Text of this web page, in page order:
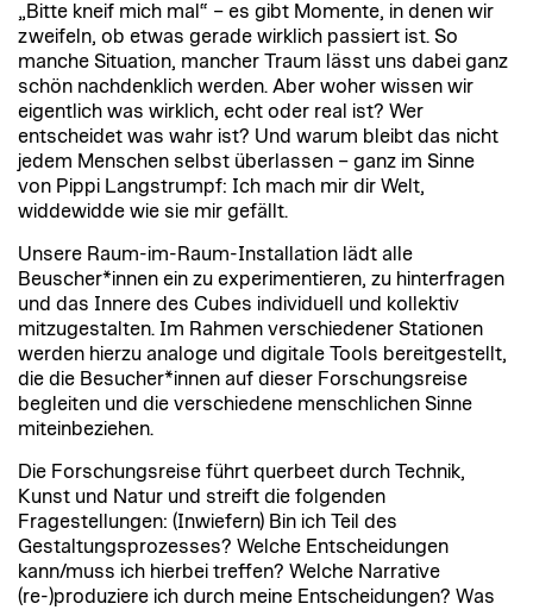
„Bitte kneif mich mal“ – es gibt Momente, in denen wir
zweifeln, ob etwas gerade wirklich passiert ist. So
manche Situation, mancher Traum lässt uns dabei ganz
schön nachdenklich werden. Aber woher wissen wir
eigentlich was wirklich, echt oder real ist? Wer
entscheidet was wahr ist? Und warum bleibt das nicht
jedem Menschen selbst überlassen – ganz im Sinne
von Pippi Langstrumpf: Ich mach mir dir Welt,
widdewidde wie sie mir gefällt.
Unsere Raum-im-Raum-Installation lädt alle
Beuscher*innen ein zu experimentieren, zu hinterfragen
und das Innere des Cubes individuell und kollektiv
mitzugestalten. Im Rahmen verschiedener Stationen
werden hierzu analoge und digitale Tools bereitgestellt,
die die Besucher*innen auf dieser Forschungsreise
begleiten und die verschiedene menschlichen Sinne
miteinbeziehen.
Die Forschungsreise führt querbeet durch Technik,
Kunst und Natur und streift die folgenden
Fragestellungen: (Inwiefern) Bin ich Teil des
Gestaltungsprozesses? Welche Entscheidungen
kann/muss ich hierbei treffen? Welche Narrative
(re-)produziere ich durch meine Entscheidungen? Was